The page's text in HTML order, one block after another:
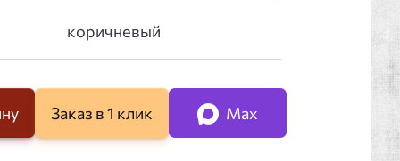
Заказ в 1 клик Max